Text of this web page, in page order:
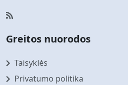
Greitos nuorodos
Taisyklės
Privatumo politika